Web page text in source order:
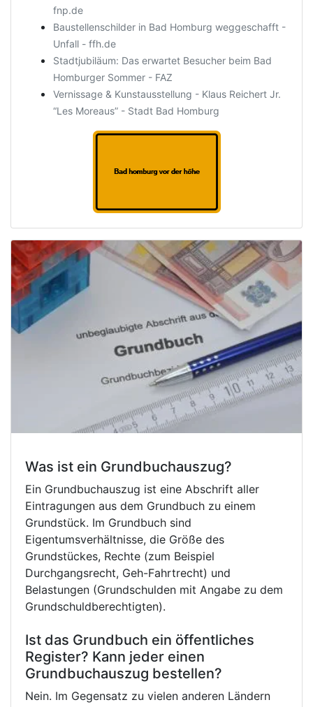
fnp.de
Baustellenschilder in Bad Homburg weggeschafft -
Unfall - ffh.de
Stadtjubiläum: Das erwartet Besucher beim Bad
Homburger Sommer - FAZ
Vernissage & Kunstausstellung - Klaus Reichert Jr.
“Les Moreaus” - Stadt Bad Homburg
Was ist ein Grundbuchauszug?
Ein Grundbuchauszug ist eine Abschrift aller
Eintragungen aus dem Grundbuch zu einem
Grundstück. Im Grundbuch sind
Eigentumsverhältnisse, die Größe des
Grundstückes, Rechte (zum Beispiel
Durchgangsrecht, Geh-Fahrtrecht) und
Belastungen (Grundschulden mit Angabe zu dem
Grundschuldberechtigten).
Ist das Grundbuch ein öffentliches
Register? Kann jeder einen
Grundbuchauszug bestellen?
Nein. Im Gegensatz zu vielen anderen Ländern